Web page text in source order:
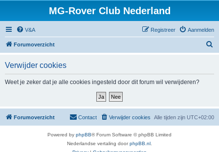
MG-Rover Club Nederland
V&A Aanmelden
Registreer
Forumoverzicht
Verwijder cookies
Weet je zeker dat je alle cookies ingesteld door dit forum wil verwijderen?
Forumoverzicht Alle tijden zijn UTC+02:00
Verwijder cookies
Contact
Powered by phpBB® Forum Software © phpBB Limited
Nederlandse vertaling doorphpBB.nl